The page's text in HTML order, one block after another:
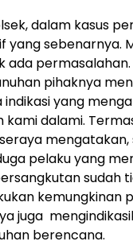
dalam kasus
yang sebenarnya.
ada
pihaknya
indikasi yang
kami dalami.
seraya
pelaku yang
sudah
kemungkinan
juga
berencana.